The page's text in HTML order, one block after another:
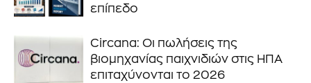
επίπεδο
Circana: Οι πωλήσεις της
βιομηχανίας παιχνιδιών στις ΗΠΑ
επιταχύνονται το 2026